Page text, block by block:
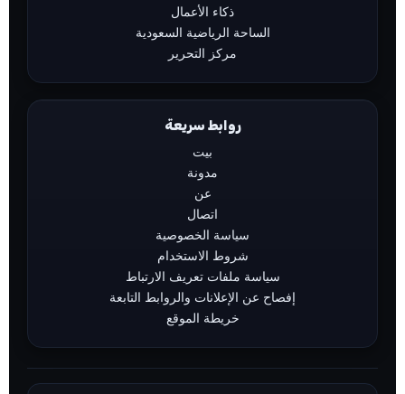
ذكاء الأعمال
الساحة الرياضية السعودية
مركز التحرير
روابط سريعة
بيت
مدونة
عن
اتصال
سياسة الخصوصية
شروط الاستخدام
سياسة ملفات تعريف الارتباط
إفصاح عن الإعلانات والروابط التابعة
خريطة الموقع